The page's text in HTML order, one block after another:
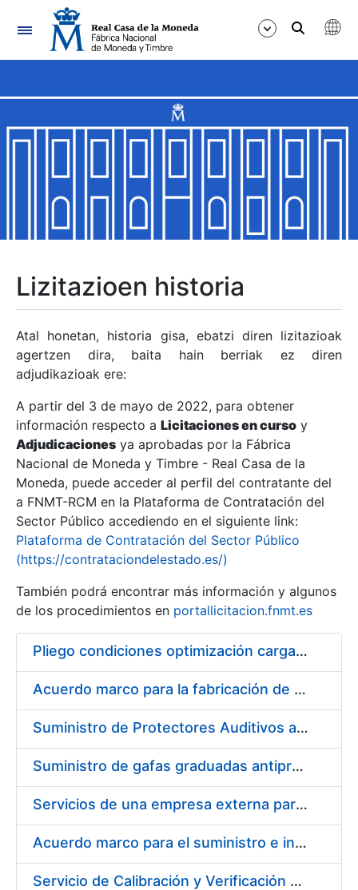
Nabigazioa
Erakutsi/Ezkutatu
Erakutsi/Ezkutatu
Erakutsi/Ezkutatu
Erakutsi/Ezkutatu
Erakutsi/Ezkutatu
Erakutsi/Ezkutatu
Erakutsi/Ezkutatu
Erakutsi/Ezkutatu
Lizitazioen historia
Atal honetan, historia gisa, ebatzi diren lizitazioak
agertzen dira, baita hain berriak ez diren
adjudikazioak ere:
A partir del 3 de mayo de 2022, para obtener
información respecto a Licitaciones en curso y
Adjudicaciones ya aprobadas por la Fábrica
Nacional de Moneda y Timbre - Real Casa de la
Moneda, puede acceder al perfil del contratante del
a FNMT-RCM en la Plataforma de Contratación del
Sector Público accediendo en el siguiente link:
Plataforma de Contratación del Sector Público
(https://contrataciondelestado.es/)
También podrá encontrar más información y algunos
de los procedimientos en portallicitacion.fnmt.es
Pliego condiciones optimización cargas compras firmado
Acuerdo marco para la fabricación de piezas
Suministro de Protectores Auditivos a medida para las personas trabajadoras de los Centros de Trabajo de Madrid y Burgos
Suministro de gafas graduadas antiproyecciones para los trabajadores de la FNMT-RCM en los centros de trabajo de Madrid y Burgos
Servicios de una empresa externa para el asesoramiento y resolución de los recursos de alzada que se presentan relacionados con procesos de selección para la FNMT-RCM
Acuerdo marco para el suministro e instalación de persianas, estores y otros complementos
Servicio de Calibración y Verificación Externa de los Equipos de Medición del Servicio de Prevención de la FNMT-RCM